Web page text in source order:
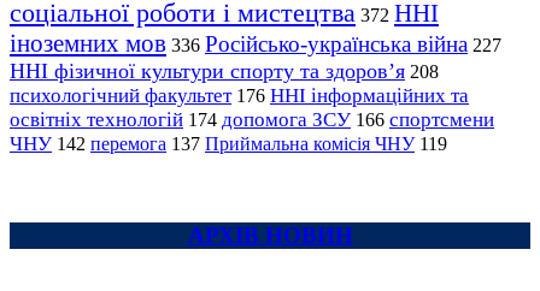
соціальної роботи і мистецтва 372 ННІ
іноземних мов 336 Російсько-українська війна 227
ННІ фізичної культури спорту та здоров’я 208
психологічний факультет 176 ННІ інформаційних та
освітніх технологій 174 допомога ЗСУ 166 спортсмени
ЧНУ 142 перемога 137 Приймальна комісія ЧНУ 119
АРХІВ НОВИН